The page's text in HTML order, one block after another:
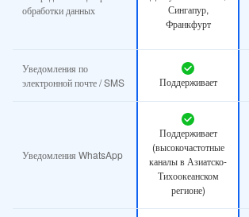
обработки данных
Сингапур,
Франкфурт
Уведомления по
электронной почте / SMS
Поддерживает
Уведомления WhatsApp
Поддерживает
(высокочастотные
каналы в Азиатско-
Тихоокеанском
регионе)